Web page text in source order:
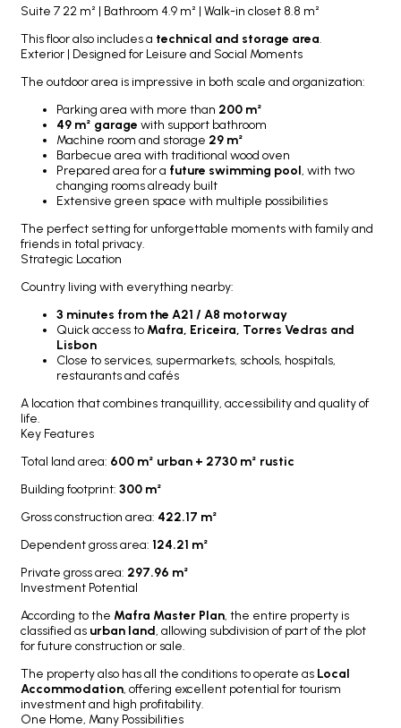
Suite 7 22 m² | Bathroom 4.9 m² | Walk-in closet 8.8 m²
This floor also includes a technical and storage area.
Exterior | Designed for Leisure and Social Moments
The outdoor area is impressive in both scale and organization:
Parking area with more than 200 m²
49 m² garage with support bathroom
Machine room and storage 29 m²
Barbecue area with traditional wood oven
Prepared area for a future swimming pool, with two
changing rooms already built
Extensive green space with multiple possibilities
The perfect setting for unforgettable moments with family and
friends in total privacy.
Strategic Location
Country living with everything nearby:
3 minutes from the A21 / A8 motorway
Quick access to Mafra, Ericeira, Torres Vedras and
Lisbon
Close to services, supermarkets, schools, hospitals,
restaurants and cafés
A location that combines tranquillity, accessibility and quality of
life.
Key Features
Total land area: 600 m² urban + 2730 m² rustic
Building footprint: 300 m²
Gross construction area: 422.17 m²
Dependent gross area: 124.21 m²
Private gross area: 297.96 m²
Investment Potential
According to the Mafra Master Plan, the entire property is
classified as urban land, allowing subdivision of part of the plot
for future construction or sale.
The property also has all the conditions to operate as Local
Accommodation, offering excellent potential for tourism
investment and high profitability.
One Home, Many Possibilities